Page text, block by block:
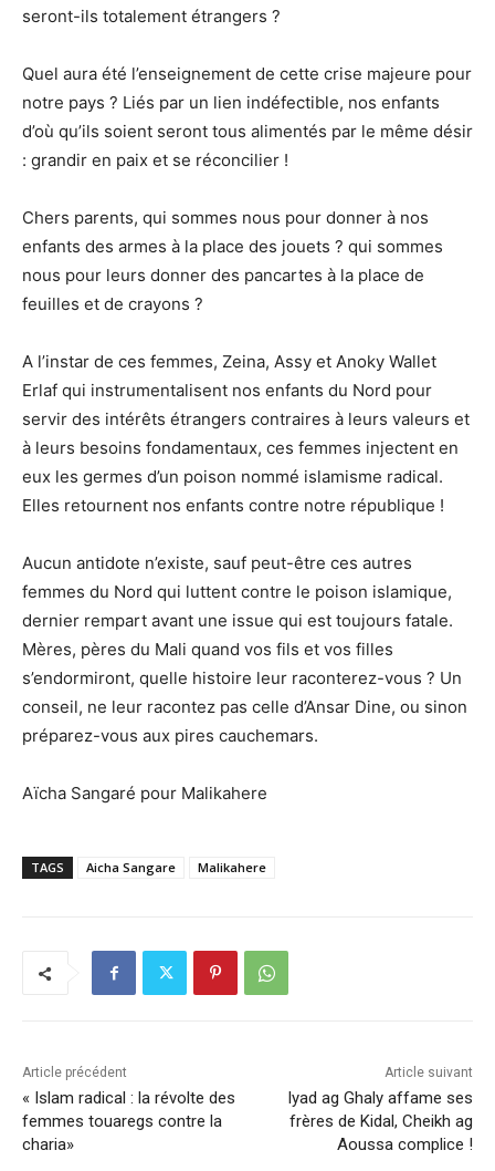
seront-ils totalement étrangers ?
Quel aura été l’enseignement de cette crise majeure pour
notre pays ? Liés par un lien indéfectible, nos enfants
d’où qu’ils soient seront tous alimentés par le même désir
: grandir en paix et se réconcilier !
Chers parents, qui sommes nous pour donner à nos
enfants des armes à la place des jouets ? qui sommes
nous pour leurs donner des pancartes à la place de
feuilles et de crayons ?
A l’instar de ces femmes, Zeina, Assy et Anoky Wallet
Erlaf qui instrumentalisent nos enfants du Nord pour
servir des intérêts étrangers contraires à leurs valeurs et
à leurs besoins fondamentaux, ces femmes injectent en
eux les germes d’un poison nommé islamisme radical.
Elles retournent nos enfants contre notre république !
Aucun antidote n’existe, sauf peut-être ces autres
femmes du Nord qui luttent contre le poison islamique,
dernier rempart avant une issue qui est toujours fatale.
Mères, pères du Mali quand vos fils et vos filles
s’endormiront, quelle histoire leur raconterez-vous ? Un
conseil, ne leur racontez pas celle d’Ansar Dine, ou sinon
préparez-vous aux pires cauchemars.
Aïcha Sangaré pour Malikahere
TAGS Aicha Sangare Malikahere
Article précédent
« Islam radical : la révolte des
femmes touaregs contre la
charia»
Article suivant
Iyad ag Ghaly affame ses
frères de Kidal, Cheikh ag
Aoussa complice !